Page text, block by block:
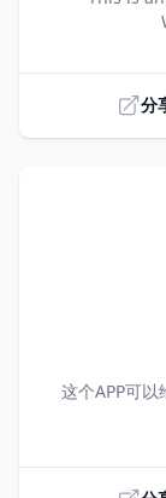
分
Title
这个APP可